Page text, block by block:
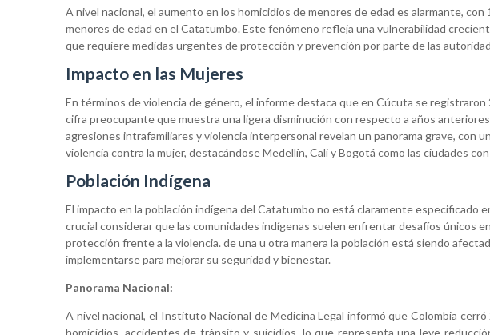
A nivel nacional, el aumento en los homicidios de menores de edad es alarmante,
menores de edad en el Catatumbo. Este fenómeno refleja una vulnerabilidad
que requiere medidas urgentes de protección y prevención por parte de las
Impacto en las Mujeres
En términos de violencia de género, el informe destaca que en Cúcuta se registraron
cifra preocupante que muestra una ligera disminución con respecto a años
agresiones intrafamiliares y violencia interpersonal revelan un panorama grave, con
violencia contra la mujer, destacándose Medellín, Cali y Bogotá como las ciudades
Población Indígena
El impacto en la población indígena del Catatumbo no está claramente especificado
crucial considerar que las comunidades indígenas suelen enfrentar desafíos únicos
protección frente a la violencia. de una u otra manera la población está siendo
implementarse para mejorar su seguridad y bienestar.
Panorama Nacional:
A nivel nacional, el Instituto Nacional de Medicina Legal informó que Colombia